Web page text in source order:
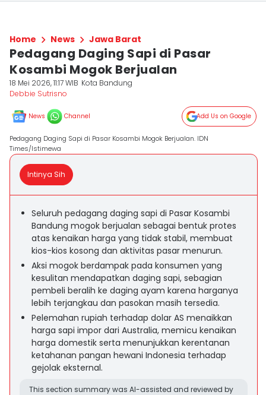
Home News Jawa Barat
Pedagang Daging Sapi di Pasar
Kosambi Mogok Berjualan
18 Mei 2026, 11:17 WIB Kota Bandung
Debbie Sutrisno
News Channel Add Us on Google
Pedagang Daging Sapi di Pasar Kosambi Mogok Berjualan. IDN
Times/Istimewa
Intinya Sih
Seluruh pedagang daging sapi di Pasar Kosambi
Bandung mogok berjualan sebagai bentuk protes
atas kenaikan harga yang tidak stabil, membuat
kios-kios kosong dan aktivitas pasar menurun.
Aksi mogok berdampak pada konsumen yang
kesulitan mendapatkan daging sapi, sebagian
pembeli beralih ke daging ayam karena harganya
lebih terjangkau dan pasokan masih tersedia.
Pelemahan rupiah terhadap dolar AS menaikkan
harga sapi impor dari Australia, memicu kenaikan
harga domestik serta menunjukkan kerentanan
ketahanan pangan hewani Indonesia terhadap
gejolak eksternal.
This section summary was AI-assisted and reviewed by